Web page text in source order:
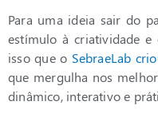
Para uma ideia sair do
estímulo à criatividade
isso que o SebraeLab
que mergulha nos
dinâmico, interativo e